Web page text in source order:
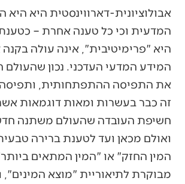
אבולוציונית-דארווינסטית היא היא
המדעית וכי כל טענה אחרת –
היא "פרימיטיבית", אינה עולה
המידע המדעי העדכני. נכון
את התפיסה ההתפתחותית, ותפיסה
זה כבר בעשרות ומאות דוגמאות
חשיפת העובדה שהעולם משתנה
ואולם מכאן ועד לטענת ברירה
המין החזק" או "המין המתאים
מבוקרת לתיאוריית "מוצא המינים",